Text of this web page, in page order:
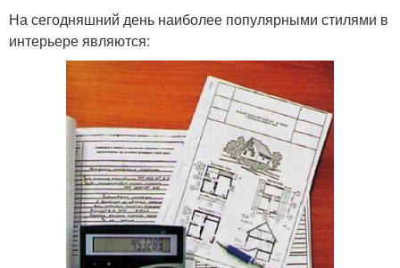
На сегодняшний день наиболее популярными стилями в
интерьере являются: